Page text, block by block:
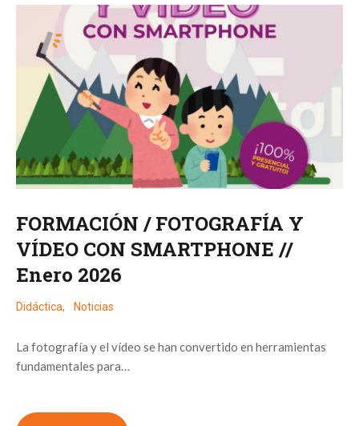
FORMACIÓN / FOTOGRAFÍA Y
VÍDEO CON SMARTPHONE //
Enero 2026
Didáctica, Noticias
La fotografía y el vídeo se han convertido en herramientas
fundamentales para…